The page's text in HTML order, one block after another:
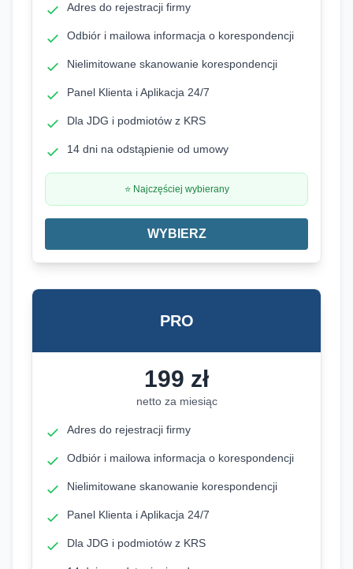
Adres do rejestracji firmy
Odbiór i mailowa informacja o korespondencji
Nielimitowane skanowanie korespondencji
Panel Klienta i Aplikacja 24/7
Dla JDG i podmiotów z KRS
14 dni na odstąpienie od umowy
⭐ Najczęściej wybierany
WYBIERZ
PRO
199 zł
netto za miesiąc
Adres do rejestracji firmy
Odbiór i mailowa informacja o korespondencji
Nielimitowane skanowanie korespondencji
Panel Klienta i Aplikacja 24/7
Dla JDG i podmiotów z KRS